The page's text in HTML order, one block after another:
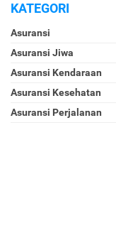
KATEGORI
Asuransi
Asuransi Jiwa
Asuransi Kendaraan
Asuransi Kesehatan
Asuransi Perjalanan